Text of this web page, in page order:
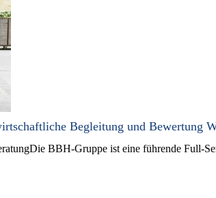
Begleitung und Bewertung
BBH-Gruppe ist eine führende Full-